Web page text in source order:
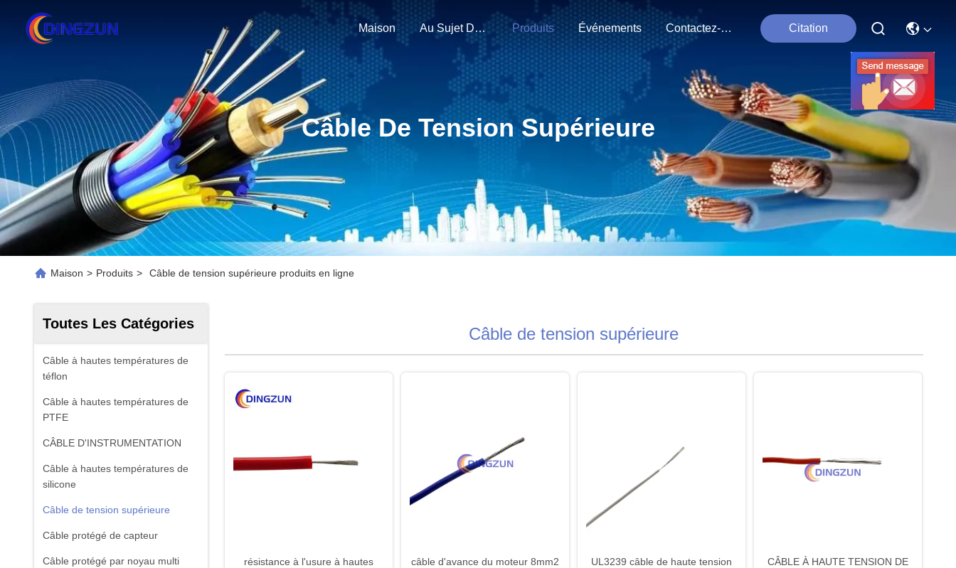
Maison Au Sujet De Nous Produits Événements Contactez-Nous Citation
Câble De Tension Supérieure
Maison > Produits > Câble de tension supérieure produits en ligne
Toutes Les Catégories
Câble à hautes températures de
téflon
Câble à hautes températures de
PTFE
CÂBLE D'INSTRUMENTATION
Câble à hautes températures de
silicone
Câble de tension supérieure
Câble protégé de capteur
Câble protégé par noyau multi
Câble de tension supérieure
résistance à l'usure à hautes
câble d'avance du moteur 8mm2
UL3239 câble de haute tension
CÂBLE À HAUTE TENSION DE